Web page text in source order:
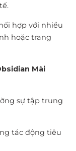
hợp với nhiều
hoặc trang
Mài
sự tập trung
tác động tiêu